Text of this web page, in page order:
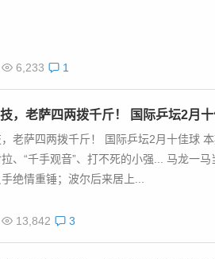
6,233 1
坛2月十佳球
球 本期10佳球，充满了各种变态反手、
甘落后，反手绝情重锤；波尔后来居上...
13,842 3
强势拉穿小胖，钢铁宁顽强逆转陈